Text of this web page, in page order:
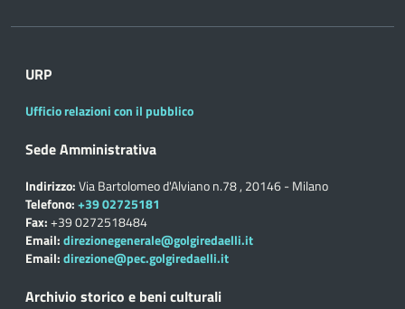
URP
Ufficio relazioni con il pubblico
Sede Amministrativa
Indirizzo:Via Bartolomeo d'Alviano n.78 , 20146 - Milano
Telefono:+39 02725181
Fax:+39 0272518484
Email:direzionegenerale@golgiredaelli.it
Email:direzione@pec.golgiredaelli.it
Archivio storico e beni culturali